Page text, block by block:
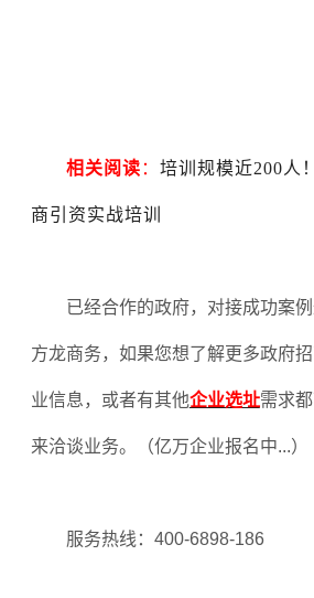
相关阅读 ： 培训规模近200人
商引资实战培训
已经合作的政府，对接成功案
方龙商务，如果您想了解更多政府
业信息，或者有其他企业选址需求
来洽谈业务。（亿万企业报名中...）
服务热线： 400-6898-186